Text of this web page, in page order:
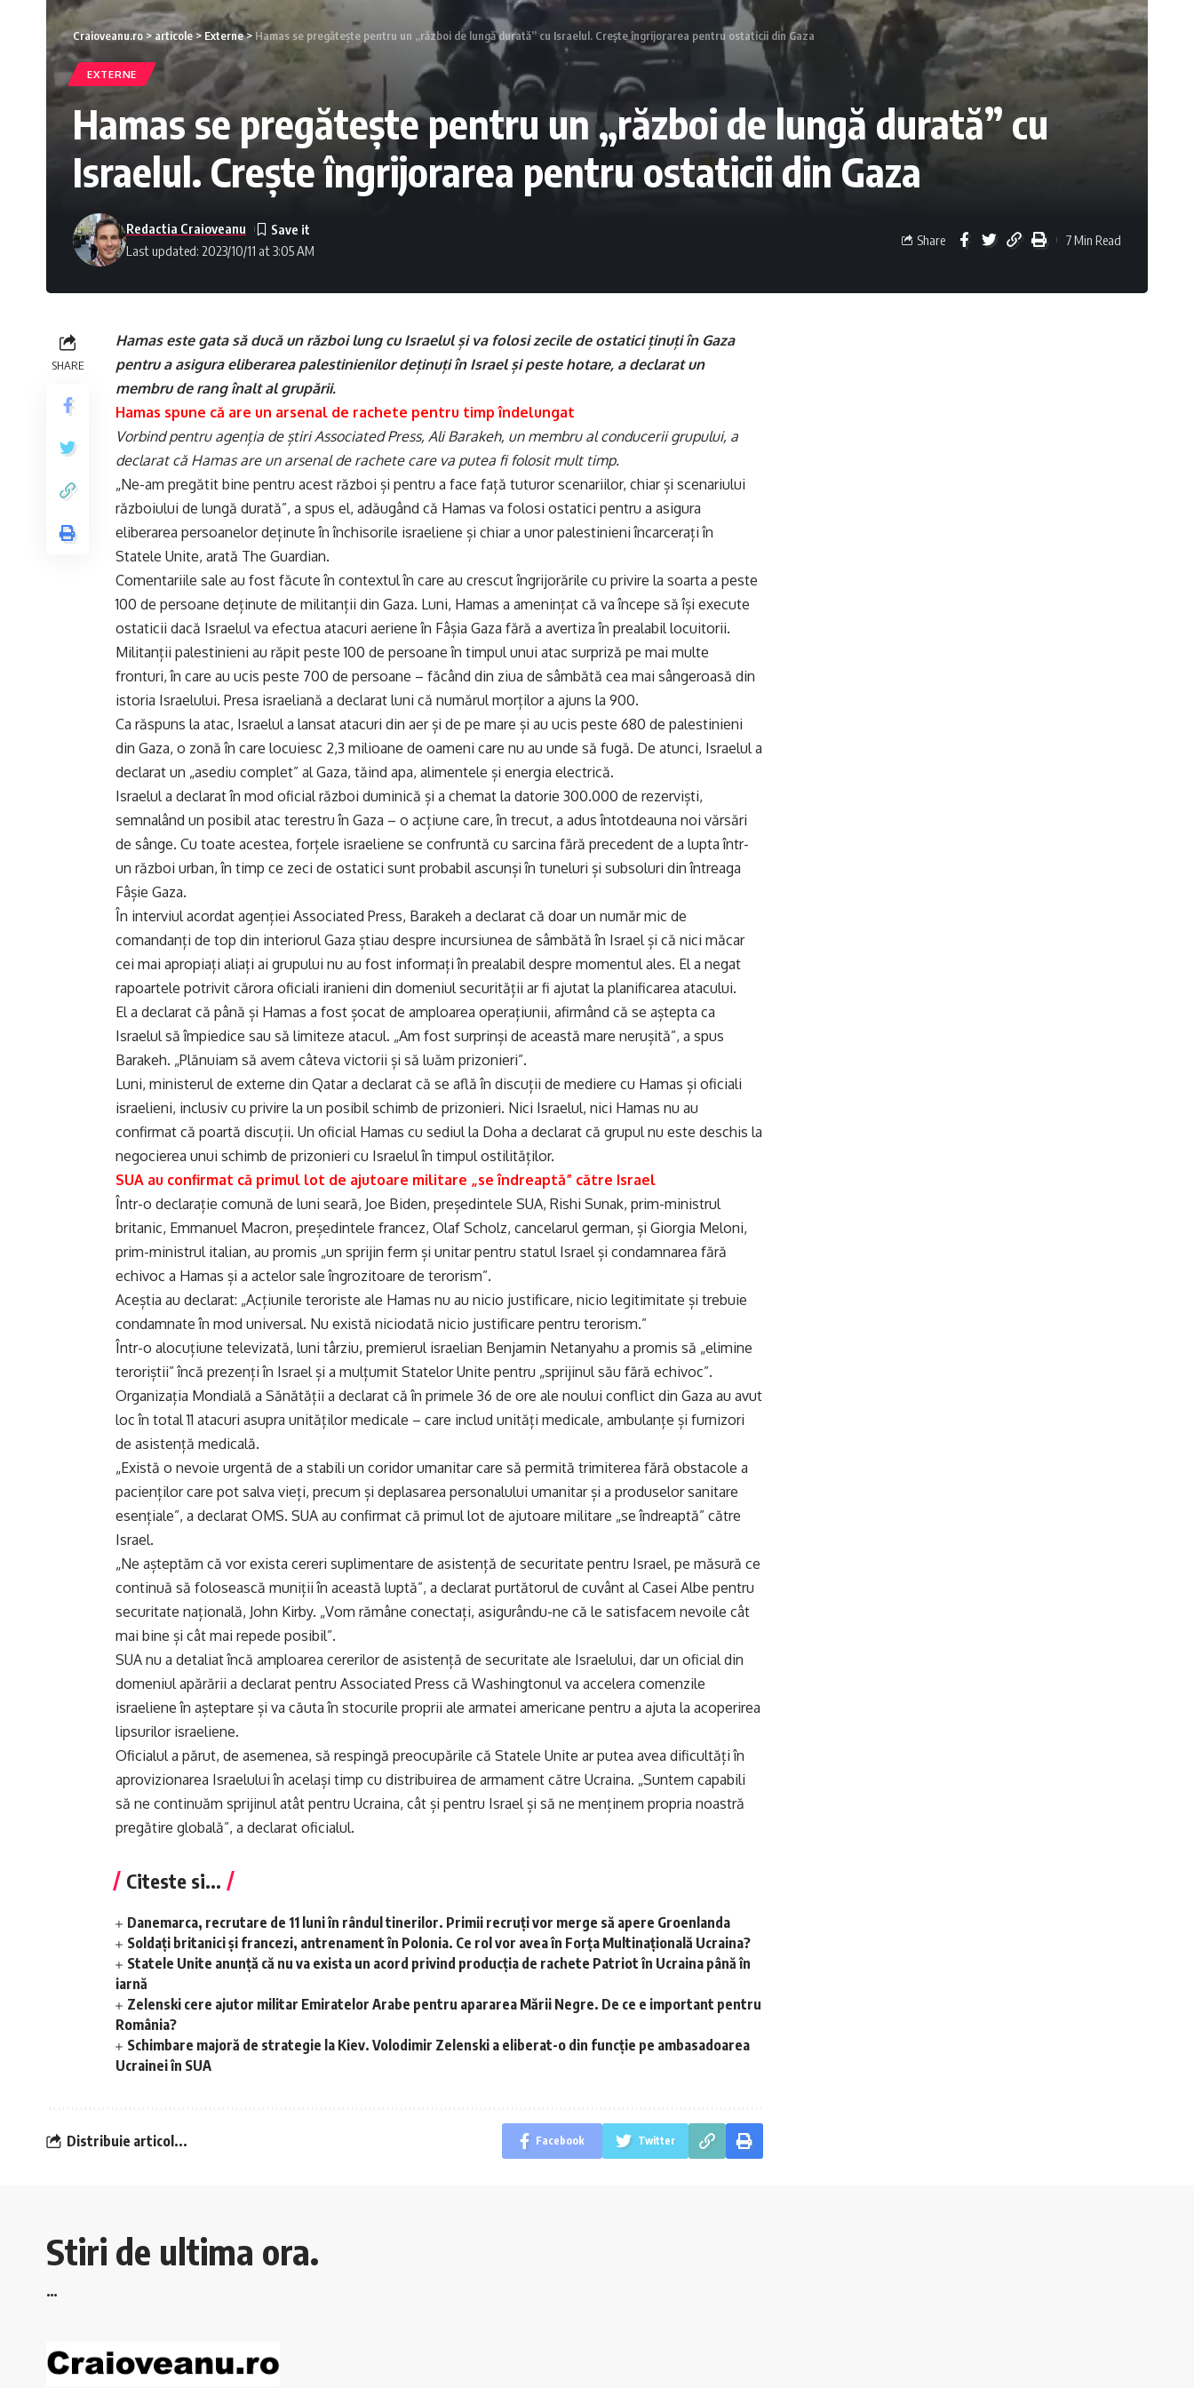
Craioveanu.ro>articole > Externe> Hamas se pregătește pentru un „război de lungă durată” cu Israelul. Crește îngrijorarea pentru ostaticii din Gaza
EXTERNE
Hamas se pregătește pentru un „război de lungă durată” cu
Israelul. Crește îngrijorarea pentru ostaticii din Gaza
Last updated: 2023/10/11 at 3:05 AM
Redactia Craioveanu
Share 7 Min Read
SHARE
Hamas este gata să ducă un război lung cu Israelul și va folosi zecile de ostatici ținuți în Gaza
pentru a asigura eliberarea palestinienilor deținuți în Israel și peste hotare, a declarat un
membru de rang înalt al grupării.
Hamas spune că are un arsenal de rachete pentru timp îndelungat
Vorbind pentru agenția de știri Associated Press, Ali Barakeh, un membru al conducerii grupului, a
declarat că Hamas are un arsenal de rachete care va putea fi folosit mult timp.
„Ne-am pregătit bine pentru acest război și pentru a face față tuturor scenariilor, chiar și scenariului
războiului de lungă durată”, a spus el, adăugând că Hamas va folosi ostatici pentru a asigura
eliberarea persoanelor deținute în închisorile israeliene și chiar a unor palestinieni încarcerați în
Statele Unite, arată The Guardian.
Comentariile sale au fost făcute în contextul în care au crescut îngrijorările cu privire la soarta a peste
100 de persoane deținute de militanții din Gaza. Luni, Hamas a amenințat că va începe să își execute
ostaticii dacă Israelul va efectua atacuri aeriene în Fâșia Gaza fără a avertiza în prealabil locuitorii.
Militanții palestinieni au răpit peste 100 de persoane în timpul unui atac surpriză pe mai multe
fronturi, în care au ucis peste 700 de persoane – făcând din ziua de sâmbătă cea mai sângeroasă din
istoria Israelului. Presa israeliană a declarat luni că numărul morților a ajuns la 900.
Ca răspuns la atac, Israelul a lansat atacuri din aer și de pe mare și au ucis peste 680 de palestinieni
din Gaza, o zonă în care locuiesc 2,3 milioane de oameni care nu au unde să fugă. De atunci, Israelul a
declarat un „asediu complet” al Gaza, tăind apa, alimentele și energia electrică.
Israelul a declarat în mod oficial război duminică și a chemat la datorie 300.000 de rezerviști,
semnalând un posibil atac terestru în Gaza – o acțiune care, în trecut, a adus întotdeauna noi vărsări
de sânge. Cu toate acestea, forțele israeliene se confruntă cu sarcina fără precedent de a lupta într-
un război urban, în timp ce zeci de ostatici sunt probabil ascunși în tuneluri și subsoluri din întreaga
Fâșie Gaza.
În interviul acordat agenției Associated Press, Barakeh a declarat că doar un număr mic de
comandanți de top din interiorul Gaza știau despre incursiunea de sâmbătă în Israel și că nici măcar
cei mai apropiați aliați ai grupului nu au fost informați în prealabil despre momentul ales. El a negat
rapoartele potrivit cărora oficiali iranieni din domeniul securității ar fi ajutat la planificarea atacului.
El a declarat că până și Hamas a fost șocat de amploarea operațiunii, afirmând că se aștepta ca
Israelul să împiedice sau să limiteze atacul. „Am fost surprinși de această mare nerușită”, a spus
Barakeh. „Plănuiam să avem câteva victorii și să luăm prizonieri”.
Luni, ministerul de externe din Qatar a declarat că se află în discuții de mediere cu Hamas și oficiali
israelieni, inclusiv cu privire la un posibil schimb de prizonieri. Nici Israelul, nici Hamas nu au
confirmat că poartă discuții. Un oficial Hamas cu sediul la Doha a declarat că grupul nu este deschis la
negocierea unui schimb de prizonieri cu Israelul în timpul ostilităților.
SUA au confirmat că primul lot de ajutoare militare „se îndreaptă” către Israel
Într-o declarație comună de luni seară, Joe Biden, președintele SUA, Rishi Sunak, prim-ministrul
britanic, Emmanuel Macron, președintele francez, Olaf Scholz, cancelarul german, și Giorgia Meloni,
prim-ministrul italian, au promis „un sprijin ferm și unitar pentru statul Israel și condamnarea fără
echivoc a Hamas și a actelor sale îngrozitoare de terorism”.
Aceștia au declarat: „Acțiunile teroriste ale Hamas nu au nicio justificare, nicio legitimitate și trebuie
condamnate în mod universal. Nu există niciodată nicio justificare pentru terorism.”
Într-o alocuțiune televizată, luni târziu, premierul israelian Benjamin Netanyahu a promis să „elimine
teroriștii” încă prezenți în Israel și a mulțumit Statelor Unite pentru „sprijinul său fără echivoc”.
Organizația Mondială a Sănătății a declarat că în primele 36 de ore ale noului conflict din Gaza au avut
loc în total 11 atacuri asupra unităților medicale – care includ unități medicale, ambulanțe și furnizori
de asistență medicală.
„Există o nevoie urgentă de a stabili un coridor umanitar care să permită trimiterea fără obstacole a
pacienților care pot salva vieți, precum și deplasarea personalului umanitar și a produselor sanitare
esențiale”, a declarat OMS. SUA au confirmat că primul lot de ajutoare militare „se îndreaptă” către
Israel.
„Ne așteptăm că vor exista cereri suplimentare de asistență de securitate pentru Israel, pe măsură ce
continuă să folosească muniții în această luptă”, a declarat purtătorul de cuvânt al Casei Albe pentru
securitate națională, John Kirby. „Vom rămâne conectați, asigurându-ne că le satisfacem nevoile cât
mai bine și cât mai repede posibil”.
SUA nu a detaliat încă amploarea cererilor de asistență de securitate ale Israelului, dar un oficial din
domeniul apărării a declarat pentru Associated Press că Washingtonul va accelera comenzile
israeliene în așteptare și va căuta în stocurile proprii ale armatei americane pentru a ajuta la acoperirea
lipsurilor israeliene.
Oficialul a părut, de asemenea, să respingă preocupările că Statele Unite ar putea avea dificultăți în
aprovizionarea Israelului în același timp cu distribuirea de armament către Ucraina. „Suntem capabili
să ne continuăm sprijinul atât pentru Ucraina, cât și pentru Israel și să ne menținem propria noastră
pregătire globală”, a declarat oficialul.
Citeste si...
Danemarca, recrutare de 11 luni în rândul tinerilor. Primii recruți vor merge să apere Groenlanda
Soldați britanici și francezi, antrenament în Polonia. Ce rol vor avea în Forța Multinațională Ucraina?
Statele Unite anunță că nu va exista un acord privind producția de rachete Patriot în Ucraina până în
iarnă
Zelenski cere ajutor militar Emiratelor Arabe pentru apararea Mării Negre. De ce e important pentru
România?
Schimbare majoră de strategie la Kiev. Volodimir Zelenski a eliberat-o din funcție pe ambasadoarea
Ucrainei în SUA
Distribuie articol... Facebook Twitter
Stiri de ultima ora.
…